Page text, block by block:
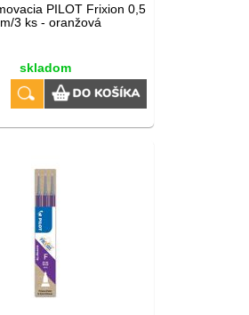
PILOT Frixion 0,5
3 ks - oranžová
skladom